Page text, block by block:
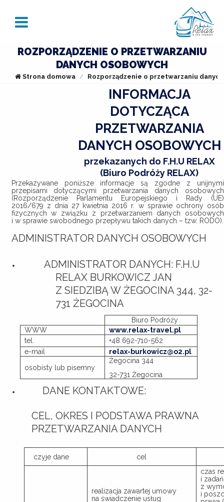
ZALOGUJ
Zaloguj
REJESTRACJA
Załóż konto, aby skorzystać z przywilejów dla stałych
Przegląd danych Kody
Rejestracja
ROZPORZĄDZENIE O PRZETWARZANIU
DANYCH OSOBOWYCH
Strona domowa Rozporządzenie o przetwarzaniu
INFORMACJA
DOTYCZĄCA
PRZETWARZANIA
DANYCH OSOBOWYCH
przekazanych do F.H.U RELAX
(Biuro Podróży RELAX)
Przekazywane poniższe informacje są zgodne z unijnymi
przepisami dotyczącymi przetwarzania danych osobowych
(Rozporządzenie Parlamentu Europejskiego i Rady (UE)
2016/679 z dnia 27 kwietnia 2016 r. w sprawie ochrony osób
fizycznych w związku z przetwarzaniem danych osobowych
i w sprawie swobodnego przepływu takich danych – tzw. RODO).
ADMINISTRATOR DANYCH OSOBOWYCH
ADMINISTRATOR DANYCH: F.H.U
RELAX BURKOWICZ JAN
Z SIEDZIBĄ W ŻEGOCINA 344, 32-
731 ŻEGOCINA
Biuro Podróży
WWW
www.relax-travel.pl
tel.
+48 692-710-562
e-mail
relax-burkowicz@o2.pl
osobisty lub pisemny
Żegocina 344
32-731 Żegocina
DANE KONTAKTOWE:
CEL, OKRES I PODSTAWA PRAWNA
PRZETWARZANIA DANYCH
czyje dane cel
realizacja zawartej umowy
na świadczenie usług
czas
i
z
i